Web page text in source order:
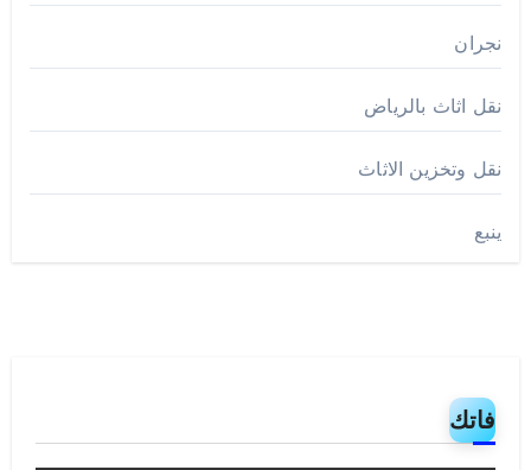
نجران
نقل اثاث بالرياض
نقل وتخزين الاثاث
ينبع
فاتك